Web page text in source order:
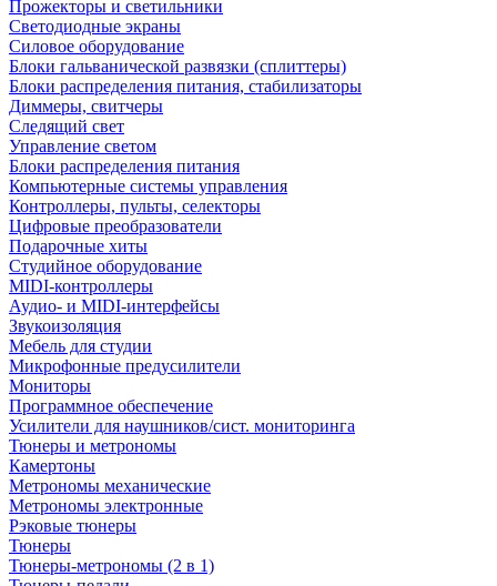
Прожекторы и светильники
Светодиодные экраны
Силовое оборудование
Блоки гальванической развязки (сплиттеры)
Блоки распределения питания, стабилизаторы
Диммеры, свитчеры
Следящий свет
Управление светом
Блоки распределения питания
Компьютерные системы управления
Контроллеры, пульты, селекторы
Цифровые преобразователи
Подарочные хиты
Студийное оборудование
MIDI-контроллеры
Аудио- и MIDI-интерфейсы
Звукоизоляция
Мебель для студии
Микрофонные предусилители
Мониторы
Программное обеспечение
Усилители для наушников/сист. мониторинга
Тюнеры и метрономы
Камертоны
Метрономы механические
Метрономы электронные
Рэковые тюнеры
Тюнеры
Тюнеры-метрономы (2 в 1)